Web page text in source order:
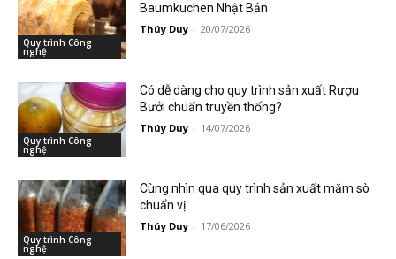
Quy trình Công
nghệ
Baumkuchen Nhật Bản
Thúy Duy - 20/07/2026
Quy trình Công
nghệ
Có dễ dàng cho quy trình sản xuất Rượu
Bưởi chuẩn truyền thống?
Thúy Duy - 14/07/2026
Quy trình Công
nghệ
Cùng nhìn qua quy trình sản xuất mắm sò
chuẩn vị
Thúy Duy - 17/06/2026